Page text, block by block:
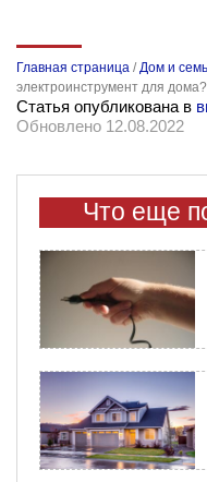
Главная страница /Дом и
электроинструмент для дома?
Статья опубликована в
Обновлено 12.08.2022
Что еще